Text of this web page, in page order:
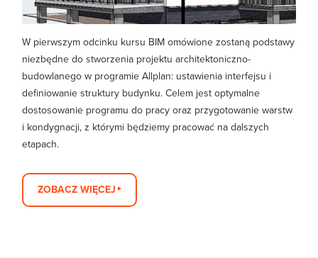
W pierwszym odcinku kursu BIM omówione zostaną podstawy
niezbędne do stworzenia projektu architektoniczno-
budowlanego w programie Allplan: ustawienia interfejsu i
definiowanie struktury budynku. Celem jest optymalne
dostosowanie programu do pracy oraz przygotowanie warstw
i kondygnacji, z którymi będziemy pracować na dalszych
etapach.
ZOBACZ WIĘCEJ